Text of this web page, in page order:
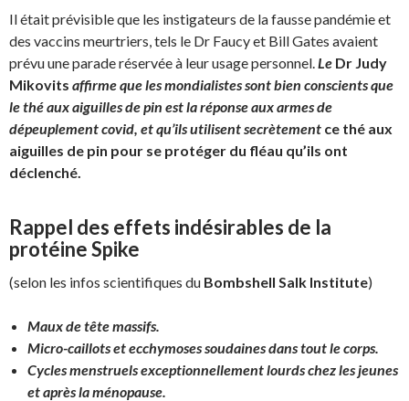
Il était prévisible que les instigateurs de la fausse pandémie et
des vaccins meurtriers, tels le Dr Faucy et Bill Gates avaient
prévu une parade réservée à leur usage personnel.Le Dr Judy
Mikovits affirme que les mondialistes sont bien conscients que
le thé aux aiguilles de pin est la réponse aux armes de
dépeuplement covid, et qu’ils utilisent secrètement ce thé aux
aiguilles de pin pour se protéger du fléau qu’ils ont
déclenché.
Rappel des effets indésirables de la
protéineSpike
(selon les infos scientifiques du Bombshell Salk Institute)
Maux de tête massifs.
Micro-caillots et ecchymoses soudaines dans tout le corps.
Cycles menstruels exceptionnellement lourds chez les jeunes
et après la ménopause.